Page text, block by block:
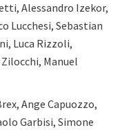
Alessandro Izekor,
Lucchesi, Sebastian
Luca Rizzoli,
Manuel
Ange Capuozzo,
Garbisi, Simone